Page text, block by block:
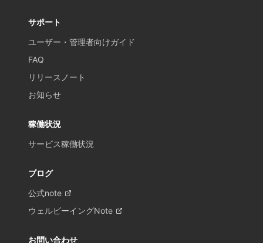
サポート
ユーザー・管理者向けガイド
FAQ
リリースノート
お知らせ
稼働状況
サービス稼働状況
ブログ
公式note
ウェルビーイングNote
お問い合わせ